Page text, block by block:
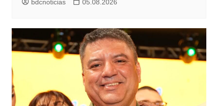
bdcnoticias 05.08.2026